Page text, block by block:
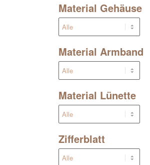
Material Gehäuse
Material Armband
Material Lünette
Zifferblatt